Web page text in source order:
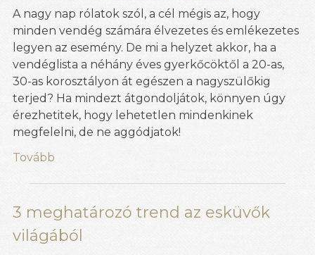
A nagy nap rólatok szól, a cél mégis az, hogy
minden vendég számára élvezetes és emlékezetes
legyen az esemény. De mi a helyzet akkor, ha a
vendéglista a néhány éves gyerkőcöktől a 20-as,
30-as korosztályon át egészen a nagyszülőkig
terjed? Ha mindezt átgondoljátok, könnyen úgy
érezhetitek, hogy lehetetlen mindenkinek
megfelelni, de ne aggódjatok!
Tovább
3 meghatározó trend az esküvők
világából